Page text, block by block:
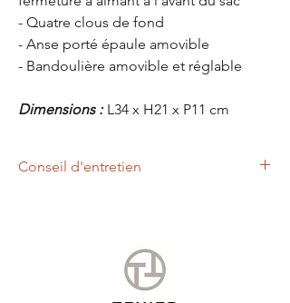
- Quatre clous de fond
- Anse porté épaule amovible
- Bandoulière amovible et réglable
Dimensions :L34 x H21 x P11 cm
Conseil d'entretien
Cet entretien permettra de raviver les
couleurs et protéger votre produit de la